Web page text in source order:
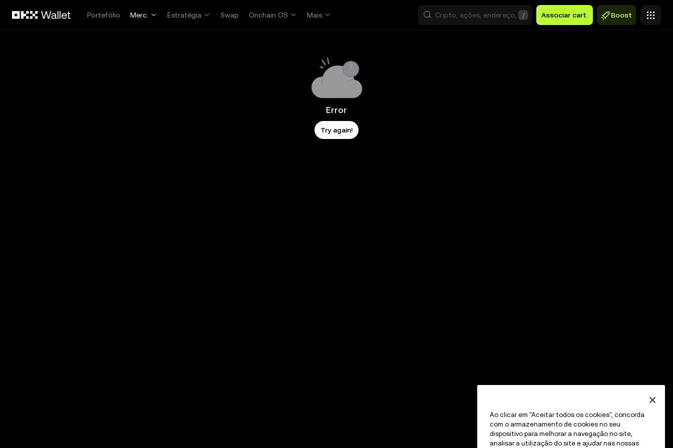
Portefólio
Merc. Estratégia Swap Onchain OS Mais / Associar cart. Boost
Error
Try again!
Ao clicar em "Aceitar todos os cookies", concorda
com o armazenamento de cookies no seu
dispositivo para melhorar a navegação no site,
analisar a utilização do site e ajudar nas nossas